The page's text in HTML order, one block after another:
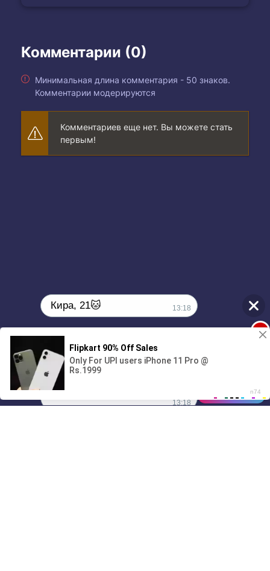
Комментарии (0)
Минимальная длина комментария - 50 знаков.
Комментарии модерируются
Комментариев еще нет. Вы можете стать
первым!
01/07
00:00
Кира, 21🐱 13:18
Поиграешь со мной? 💖🐾 1